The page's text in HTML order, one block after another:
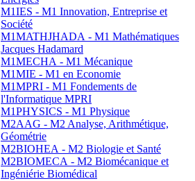
M1IES - M1 Innovation, Entreprise et
Société
M1MATHJHADA - M1 Mathématiques
Jacques Hadamard
M1MECHA - M1 Mécanique
M1MIE - M1 en Economie
M1MPRI - M1 Fondements de
l'Informatique MPRI
M1PHYSICS - M1 Physique
M2AAG - M2 Analyse, Arithmétique,
Géométrie
M2BIOHEA - M2 Biologie et Santé
M2BIOMECA - M2 Biomécanique et
Ingéniérie Biomédical